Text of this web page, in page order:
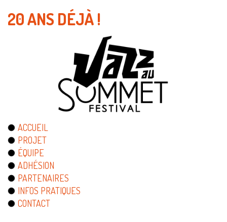
20 ANS DÉJÀ !
ACCUEIL
PROJET
ÉQUIPE
ADHÉSION
PARTENAIRES
INFOS PRATIQUES
CONTACT